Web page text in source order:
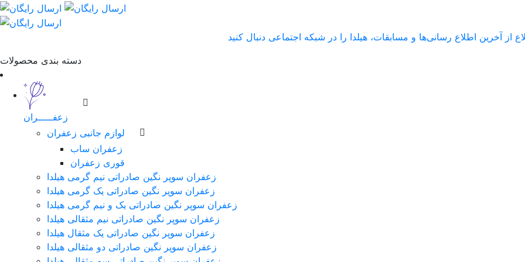
دسته بندی محصولات
زعفـــــران
لوازم جانبی زعفران
زعفران ساب
قوری زعفران
زعفران سوپر نگین صادراتی نیم گرمی هیلدا
زعفران سوپر نگین صادراتی یک گرمی هیلدا
زعفران سوپر نگین صادراتی یک و نیم گرمی هیلدا
زعفران سوپر نگین صادراتی نیم مثقالی هیلدا
زعفران سوپر نگین صادراتی یک مثقال هیلدا
زعفران سوپر نگین صادراتی دو مثقالی هیلدا